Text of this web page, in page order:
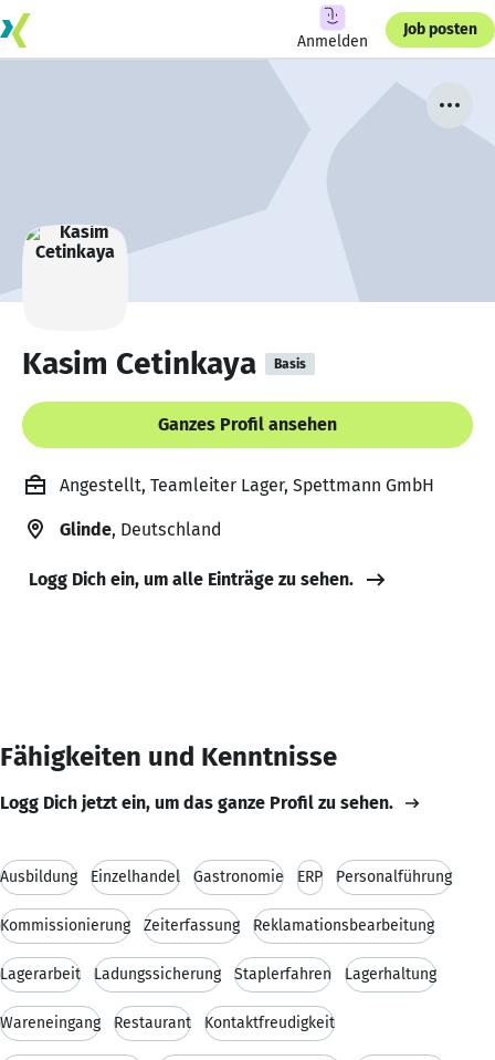
Anmelden
Job posten
Kasim Cetinkaya Basis
Ganzes Profil ansehen
Angestellt, Teamleiter Lager, Spettmann GmbH
Glinde, Deutschland
Logg Dich ein, um alle Einträge zu sehen.
Fähigkeiten und Kenntnisse
Logg Dich jetzt ein, um das ganze Profil zu sehen.
Ausbildung Einzelhandel Gastronomie ERP Personalführung
Kommissionierung Zeiterfassung Reklamationsbearbeitung
Lagerarbeit Ladungssicherung Staplerfahren Lagerhaltung
Wareneingang Restaurant Kontaktfreudigkeit